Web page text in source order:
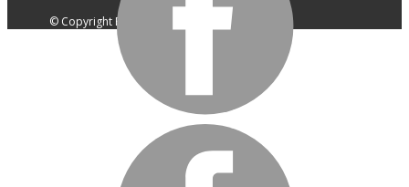
© Copyright ​​Bart Hauben Hairstudio